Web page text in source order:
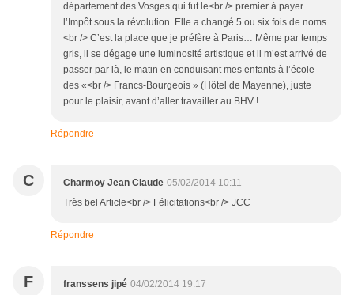
département des Vosges qui fut le<br /> premier à payer
l’Impôt sous la révolution. Elle a changé 5 ou six fois de noms.
<br /> C’est la place que je préfère à Paris… Même par temps
gris, il se dégage une luminosité artistique et il m’est arrivé de
passer par là, le matin en conduisant mes enfants à l’école
des «<br /> Francs-Bourgeois » (Hôtel de Mayenne), juste
pour le plaisir, avant d’aller travailler au BHV !...
Répondre
C Charmoy Jean Claude 05/02/2014 10:11
Très bel Article<br /> Félicitations<br /> JCC
Répondre
F franssens jipé 04/02/2014 19:17